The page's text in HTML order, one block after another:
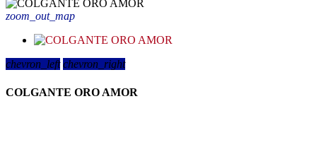
zoom_out_map
chevron_left chevron_right
COLGANTE ORO AMOR